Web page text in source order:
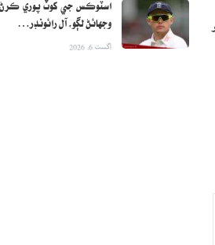
اسٽوڪس جي کوٽ پوري ڪرڻ
وجهائڻ لڳو، آل رائونڊر…
اگست 6, 2026